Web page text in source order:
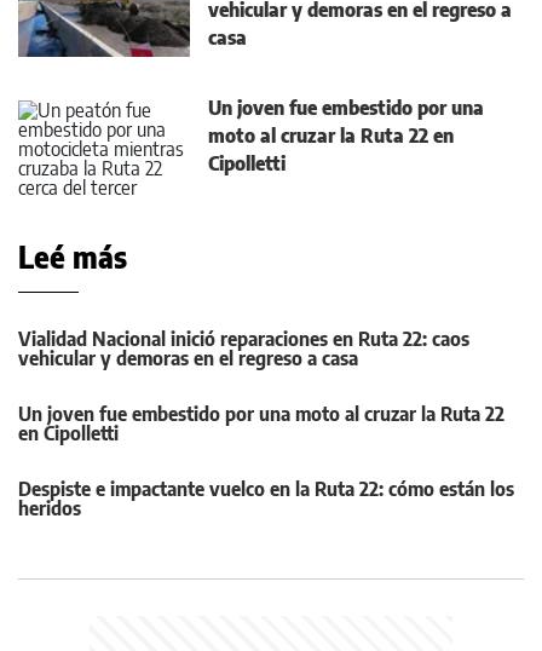
vehicular y demoras en el regreso a
casa
Un joven fue embestido por una
moto al cruzar la Ruta 22 en
Cipolletti
Leé más
Vialidad Nacional inició reparaciones en Ruta 22: caos
vehicular y demoras en el regreso a casa
Un joven fue embestido por una moto al cruzar la Ruta 22
en Cipolletti
Despiste e impactante vuelco en la Ruta 22: cómo están los
heridos